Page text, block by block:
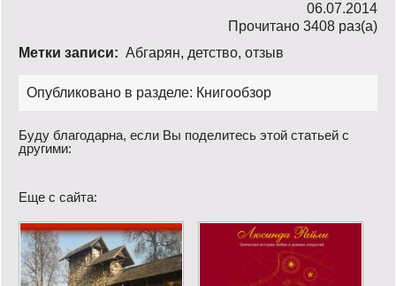
06.07.2014
Прочитано 3408 раз(a)
Метки записи: Абгарян, детство, отзыв
Опубликовано в разделе: Книгообзор
Буду благодарна, если Вы поделитесь этой статьей с
другими:
Еще с сайта: